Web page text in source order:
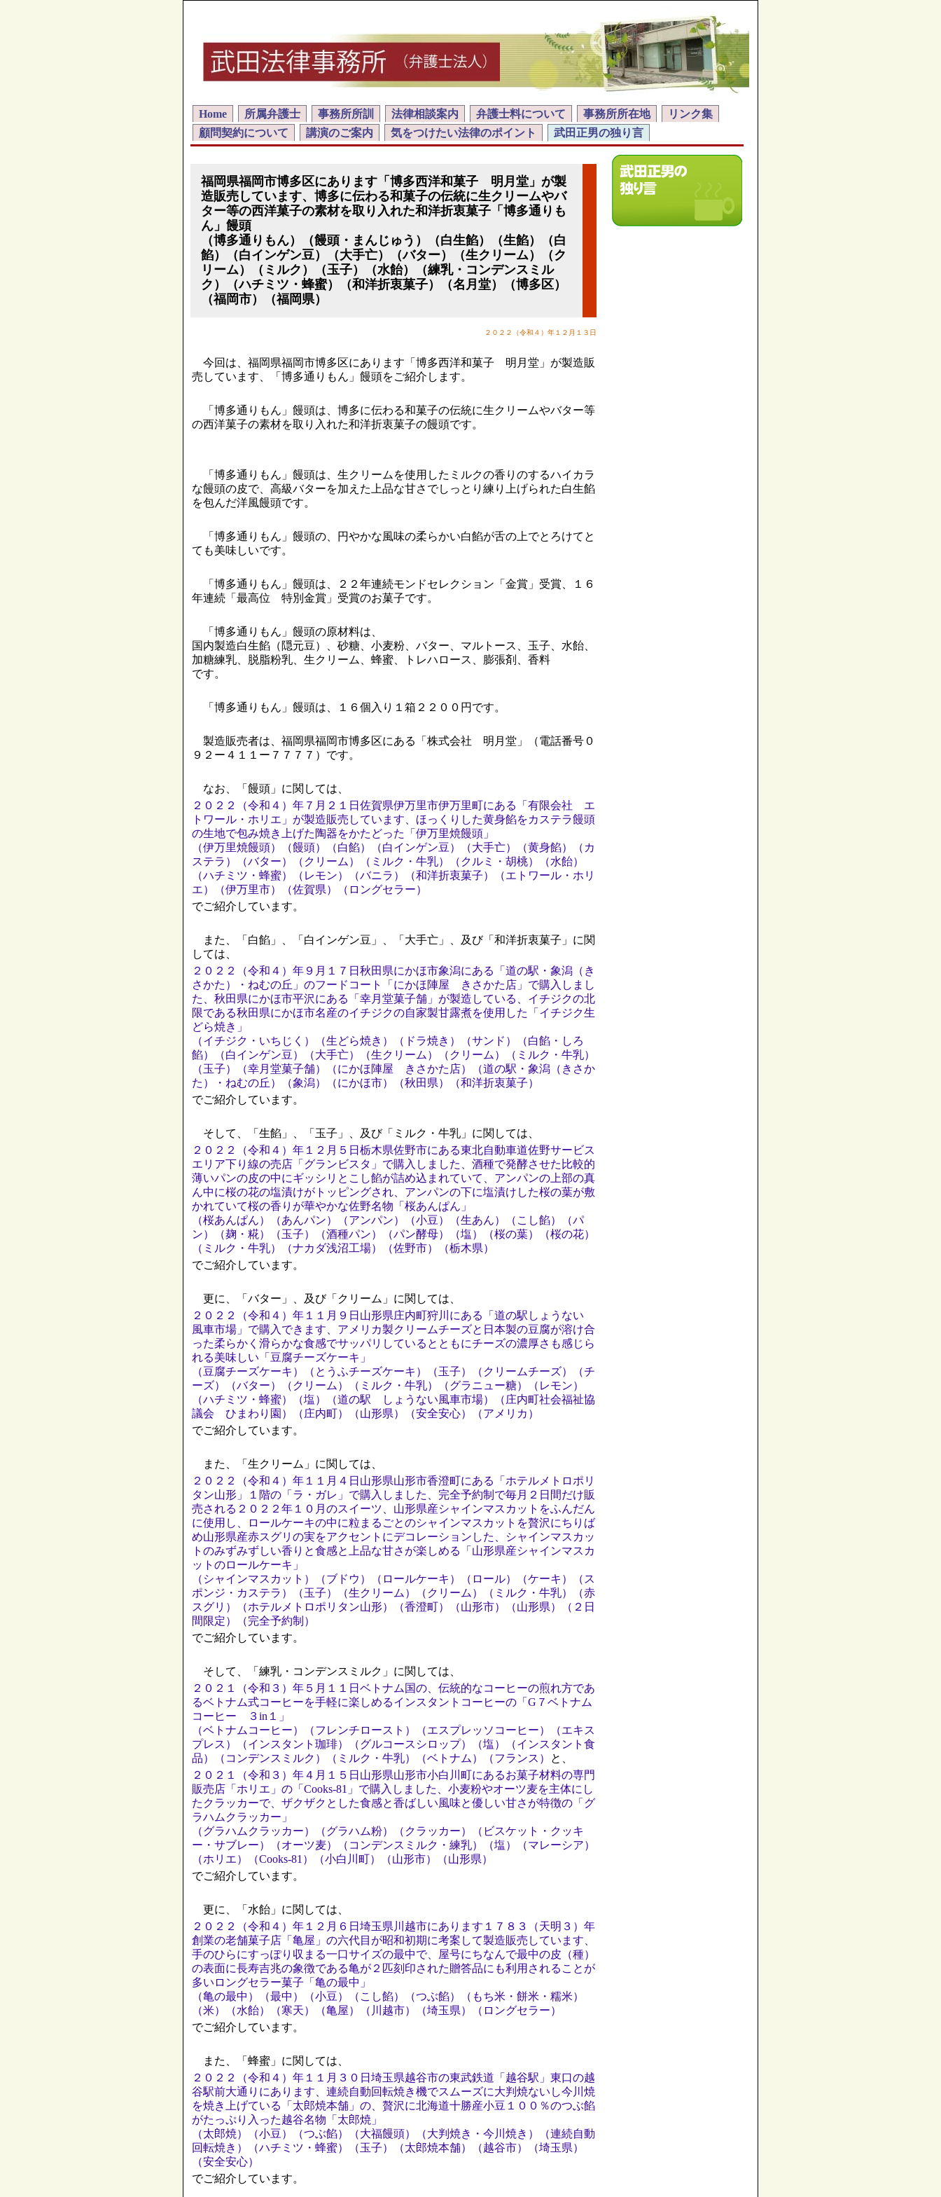
Home 所属弁護士 事務所所訓 法律相談案内 弁護士料について 事務所所在地
リンク集
顧問契約について
講演のご案内 気をつけたい法律のポイント 武田正男の独り言
福岡県福岡市博多区にあります「博多西洋和菓子 明月堂」が製
造販売しています、博多に伝わる和菓子の伝統に生クリームやバ
ター等の西洋菓子の素材を取り入れた和洋折衷菓子「博多通りも
ん」饅頭
（博多通りもん）（饅頭・まんじゅう）（白生餡）（生餡）（白
餡）（白インゲン豆）（大手亡）（バター）（生クリーム）（ク
リーム）（ミルク）（玉子）（水飴）（練乳・コンデンスミル
ク）（ハチミツ・蜂蜜）（和洋折衷菓子）（名月堂）（博多区）
（福岡市）（福岡県）
２０２２（令和４）年１２月１３日
今回は、福岡県福岡市博多区にあります「博多西洋和菓子 明月堂」が製造販
売しています、「博多通りもん」饅頭をご紹介します。
「博多通りもん」饅頭は、博多に伝わる和菓子の伝統に生クリームやバター等
の西洋菓子の素材を取り入れた和洋折衷菓子の饅頭です。
「博多通りもん」饅頭は、生クリームを使用したミルクの香りのするハイカラ
な饅頭の皮で、高級バターを加えた上品な甘さでしっとり練り上げられた白生餡
を包んだ洋風饅頭です。
「博多通りもん」饅頭の、円やかな風味の柔らかい白餡が舌の上でとろけてと
ても美味しいです。
「博多通りもん」饅頭は、２２年連続モンドセレクション「金賞」受賞、１６
年連続「最高位 特別金賞」受賞のお菓子です。
「博多通りもん」饅頭の原材料は、
国内製造白生餡（隠元豆）、砂糖、小麦粉、バター、マルトース、玉子、水飴、
加糖練乳、脱脂粉乳、生クリーム、蜂蜜、トレハロース、膨張剤、香料
です。
「博多通りもん」饅頭は、１６個入り１箱２２００円です。
製造販売者は、福岡県福岡市博多区にある「株式会社 明月堂」（電話番号０
９２ー４１１ー７７７７）です。
なお、「饅頭」に関しては、
２０２２（令和４）年７月２１日佐賀県伊万里市伊万里町にある「有限会社 エ
トワール・ホリエ」が製造販売しています、ほっくりした黄身餡をカステラ饅頭
の生地で包み焼き上げた陶器をかたどった「伊万里焼饅頭」
（伊万里焼饅頭）（饅頭）（白餡）（白インゲン豆）（大手亡）（黄身餡）（カ
ステラ）（バター）（クリーム）（ミルク・牛乳）（クルミ・胡桃）（水飴）
（ハチミツ・蜂蜜）（レモン）（バニラ）（和洋折衷菓子）（エトワール・ホリ
エ）（伊万里市）（佐賀県）（ロングセラー）
でご紹介しています。
また、「白餡」、「白インゲン豆」、「大手亡」、及び「和洋折衷菓子」に関
しては、
２０２２（令和４）年９月１７日秋田県にかほ市象潟にある「道の駅・象潟（き
さかた）・ねむの丘」のフードコート「にかほ陣屋 きさかた店」で購入しまし
た、秋田県にかほ市平沢にある「幸月堂菓子舗」が製造している、イチジクの北
限である秋田県にかほ市名産のイチジクの自家製甘露煮を使用した「イチジク生
どら焼き」
（イチジク・いちじく）（生どら焼き）（ドラ焼き）（サンド）（白餡・しろ
餡）（白インゲン豆）（大手亡）（生クリーム）（クリーム）（ミルク・牛乳）
（玉子）（幸月堂菓子舗）（にかほ陣屋 きさかた店）（道の駅・象潟（きさか
た）・ねむの丘）（象潟）（にかほ市）（秋田県）（和洋折衷菓子）
でご紹介しています。
そして、「生餡」、「玉子」、及び「ミルク・牛乳」に関しては、
２０２２（令和４）年１２月５日栃木県佐野市にある東北自動車道佐野サービス
エリア下り線の売店「グランビスタ」で購入しました、酒種で発酵させた比較的
薄いパンの皮の中にギッシリとこし餡が詰め込まれていて、アンパンの上部の真
ん中に桜の花の塩漬けがトッピングされ、アンパンの下に塩漬けした桜の葉が敷
かれていて桜の香りが華やかな佐野名物「桜あんぱん」
（桜あんぱん）（あんパン）（アンパン）（小豆）（生あん）（こし餡）（パ
ン）（麹・糀）（玉子）（酒種パン）（パン酵母）（塩）（桜の葉）（桜の花）
（ミルク・牛乳）（ナカダ浅沼工場）（佐野市）（栃木県）
でご紹介しています。
更に、「バター」、及び「クリーム」に関しては、
２０２２（令和４）年１１月９日山形県庄内町狩川にある「道の駅しょうない
風車市場」で購入できます、アメリカ製クリームチーズと日本製の豆腐が溶け合
った柔らかく滑らかな食感でサッパリしているとともにチーズの濃厚さも感じら
れる美味しい「豆腐チーズケーキ」
（豆腐チーズケーキ）（とうふチーズケーキ）（玉子）（クリームチーズ）（チ
ーズ）（バター）（クリーム）（ミルク・牛乳）（グラニュー糖）（レモン）
（ハチミツ・蜂蜜）（塩）（道の駅 しょうない風車市場）（庄内町社会福祉協
議会 ひまわり園）（庄内町）（山形県）（安全安心）（アメリカ）
でご紹介しています。
また、「生クリーム」に関しては、
２０２２（令和４）年１１月４日山形県山形市香澄町にある「ホテルメトロポリ
タン山形」１階の「ラ・ガレ」で購入しました、完全予約制で毎月２日間だけ販
売される２０２２年１０月のスイーツ、山形県産シャインマスカットをふんだん
に使用し、ロールケーキの中に粒まるごとのシャインマスカットを贅沢にちりば
め山形県産赤スグリの実をアクセントにデコレーションした、シャインマスカッ
トのみずみずしい香りと食感と上品な甘さが楽しめる「山形県産シャインマスカ
ットのロールケーキ」
（シャインマスカット）（ブドウ）（ロールケーキ）（ロール）（ケーキ）（ス
ポンジ・カステラ）（玉子）（生クリーム）（クリーム）（ミルク・牛乳）（赤
スグリ）（ホテルメトロポリタン山形）（香澄町）（山形市）（山形県）（２日
間限定）（完全予約制）
でご紹介しています。
そして、「練乳・コンデンスミルク」に関しては、
２０２１（令和３）年５月１１日ベトナム国の、伝統的なコーヒーの煎れ方であ
るベトナム式コーヒーを手軽に楽しめるインスタントコーヒーの「G７ベトナム
コーヒー ３in１」
（ベトナムコーヒー）（フレンチロースト）（エスプレッソコーヒー）（エキス
プレス）（インスタント珈琲）（グルコースシロップ）（塩）（インスタント食
品）（コンデンスミルク）（ミルク・牛乳）（ベトナム）（フランス）
と、
２０２１（令和３）年４月１５日山形県山形市小白川町にあるお菓子材料の専門
販売店「ホリエ」の「Cooks-81」で購入しました、小麦粉やオーツ麦を主体にし
たクラッカーで、ザクザクとした食感と香ばしい風味と優しい甘さが特徴の「グ
ラハムクラッカー」
（グラハムクラッカー）（グラハム粉）（クラッカー）（ビスケット・クッキ
ー・サブレー）（オーツ麦）（コンデンスミルク・練乳）（塩）（マレーシア）
（ホリエ）（Cooks-81）（小白川町）（山形市）（山形県）
でご紹介しています。
更に、「水飴」に関しては、
２０２２（令和４）年１２月６日埼玉県川越市にあります１７８３（天明３）年
創業の老舗菓子店「亀屋」の六代目が昭和初期に考案して製造販売しています、
手のひらにすっぽり収まる一口サイズの最中で、屋号にちなんで最中の皮（種）
の表面に長寿吉兆の象徴である亀が２匹刻印された贈答品にも利用されることが
多いロングセラー菓子「亀の最中」
（亀の最中）（最中）（小豆）（こし餡）（つぶ餡）（もち米・餅米・糯米）
（米）（水飴）（寒天）（亀屋）（川越市）（埼玉県）（ロングセラー）
でご紹介しています。
また、「蜂蜜」に関しては、
２０２２（令和４）年１１月３０日埼玉県越谷市の東武鉄道「越谷駅」東口の越
谷駅前大通りにあります、連続自動回転焼き機でスムーズに大判焼ないし今川焼
を焼き上げている「太郎焼本舗」の、贅沢に北海道十勝産小豆１００％のつぶ餡
がたっぷり入った越谷名物「太郎焼」
（太郎焼）（小豆）（つぶ餡）（大福饅頭）（大判焼き・今川焼き）（連続自動
回転焼き）（ハチミツ・蜂蜜）（玉子）（太郎焼本舗）（越谷市）（埼玉県）
（安全安心）
でご紹介しています。